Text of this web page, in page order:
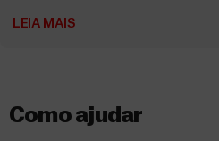
LEIA MAIS
Como ajudar